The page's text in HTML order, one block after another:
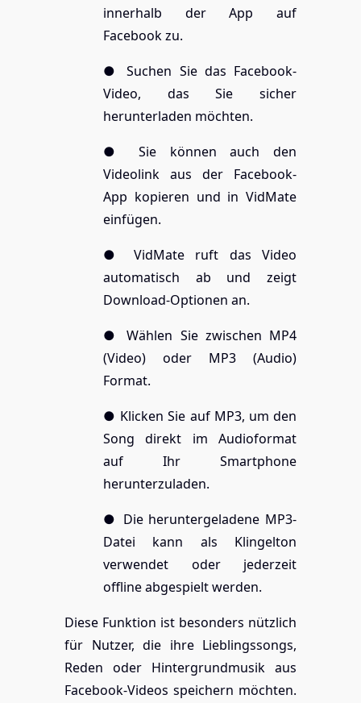
innerhalb der App auf
Facebook zu.
● Suchen Sie das Facebook-
Video, das Sie sicher
herunterladen möchten.
● Sie können auch den
Videolink aus der Facebook-
App kopieren und in VidMate
einfügen.
● VidMate ruft das Video
automatisch ab und zeigt
Download-Optionen an.
● Wählen Sie zwischen MP4
(Video) oder MP3 (Audio)
Format.
● Klicken Sie auf MP3, um den
Song direkt im Audioformat
auf Ihr Smartphone
herunterzuladen.
● Die heruntergeladene MP3-
Datei kann als Klingelton
verwendet oder jederzeit
offline abgespielt werden.
Diese Funktion ist besonders nützlich
für Nutzer, die ihre Lieblingssongs,
Reden oder Hintergrundmusik aus
Facebook-Videos speichern möchten.